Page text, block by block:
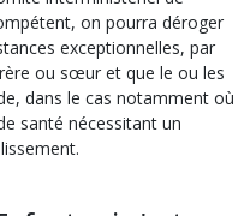
on pourra déroger
exceptionnelles, par
ou sœur et que le ou les
dans le cas notamment où
santé nécessitant un